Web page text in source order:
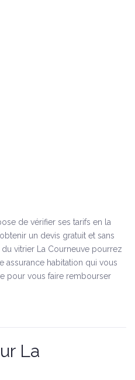
de vérifier ses tarifs en la
un devis gratuit et sans
vitrier La Courneuve pourrez
assurance habitation qui vous
pour vous faire rembourser
La